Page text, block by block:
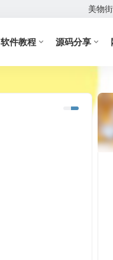
美物街
软件教程 源码分享